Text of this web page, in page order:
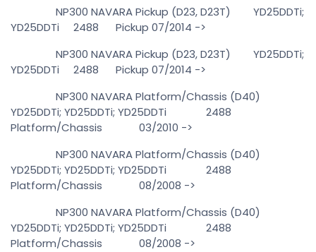
NP300 NAVARA Pickup (D23, D23T) YD25DDTi;
YD25DDTi 2488 Pickup 07/2014 ->
NP300 NAVARA Pickup (D23, D23T) YD25DDTi;
YD25DDTi 2488 Pickup 07/2014 ->
NP300 NAVARA Platform/Chassis (D40)
YD25DDTi; YD25DDTi; YD25DDTi 2488
Platform/Chassis 03/2010 ->
NP300 NAVARA Platform/Chassis (D40)
YD25DDTi; YD25DDTi; YD25DDTi 2488
Platform/Chassis 08/2008 ->
NP300 NAVARA Platform/Chassis (D40)
YD25DDTi; YD25DDTi; YD25DDTi 2488
Platform/Chassis 08/2008 ->